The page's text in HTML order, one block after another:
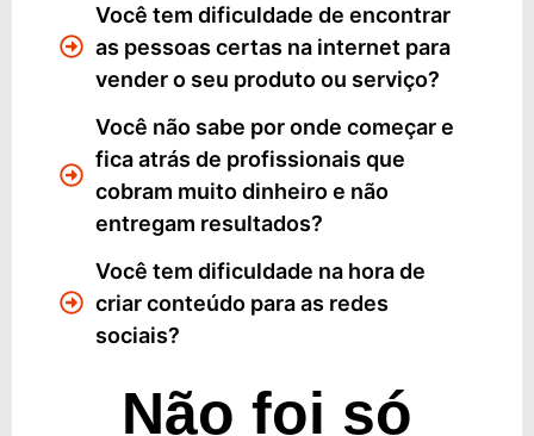
Você tem dificuldade de encontrar
as pessoas certas na internet para
vender o seu produto ou serviço?
Você não sabe por onde começar e
fica atrás de profissionais que
cobram muito dinheiro e não
entregam resultados?
Você tem dificuldade na hora de
criar conteúdo para as redes
sociais?
Não foi só